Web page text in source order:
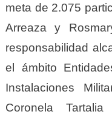
meta de 2.075
Arreaza y
responsabilidad
el ámbito
Instalaciones
Coronela